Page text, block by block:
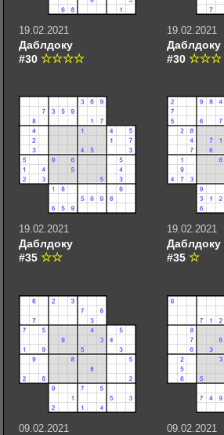
19.02.2021
Даблдоку
#30
19.02.2021
Даблдоку
#30
19.02.2021
Даблдоку
#35
19.02.2021
Даблдоку
#35
09.02.2021 09.02.2021